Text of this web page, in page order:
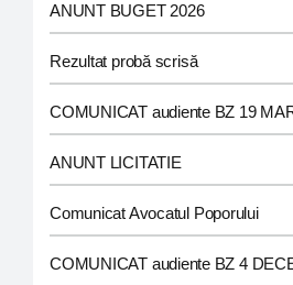
ANUNT BUGET 2026
Rezultat probă scrisă
COMUNICAT audiente BZ 19
ANUNT LICITATIE
Comunicat Avocatul Poporului
COMUNICAT audiente BZ 4